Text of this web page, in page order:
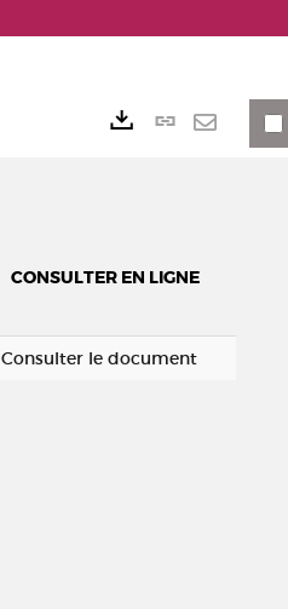
Lien
CONSULTER EN LIGNE
Consulter le document